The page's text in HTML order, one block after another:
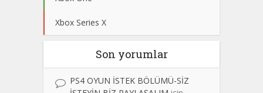
Xbox Series X
Son yorumlar
PS4 OYUN İSTEK BÖLÜMÜ-SİZ